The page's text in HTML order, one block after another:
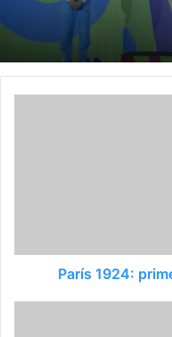
París 1924: